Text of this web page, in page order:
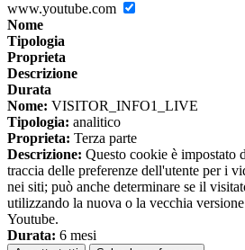
www.youtube.com
Nome
Tipologia
Proprieta
Descrizione
Durata
Nome: VISITOR_INFO1_LIVE
Tipologia: analitico
Proprieta: Terza parte
Descrizione: Questo cookie è impostato
traccia delle preferenze dell'utente per i
nei siti; può anche determinare se il
utilizzando la nuova o la vecchia
Youtube.
Durata: 6 mesi